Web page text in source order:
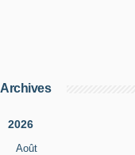
Archives
2026
Août